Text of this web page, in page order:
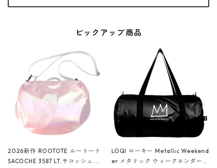
ピックアップ商品
2026新作 ROOTOTE ルートート
SACOCHE 3587 LT.サコッシュ.ル
LOQI ローキー Metallic Weekend
er メタリック ウィークエンダー